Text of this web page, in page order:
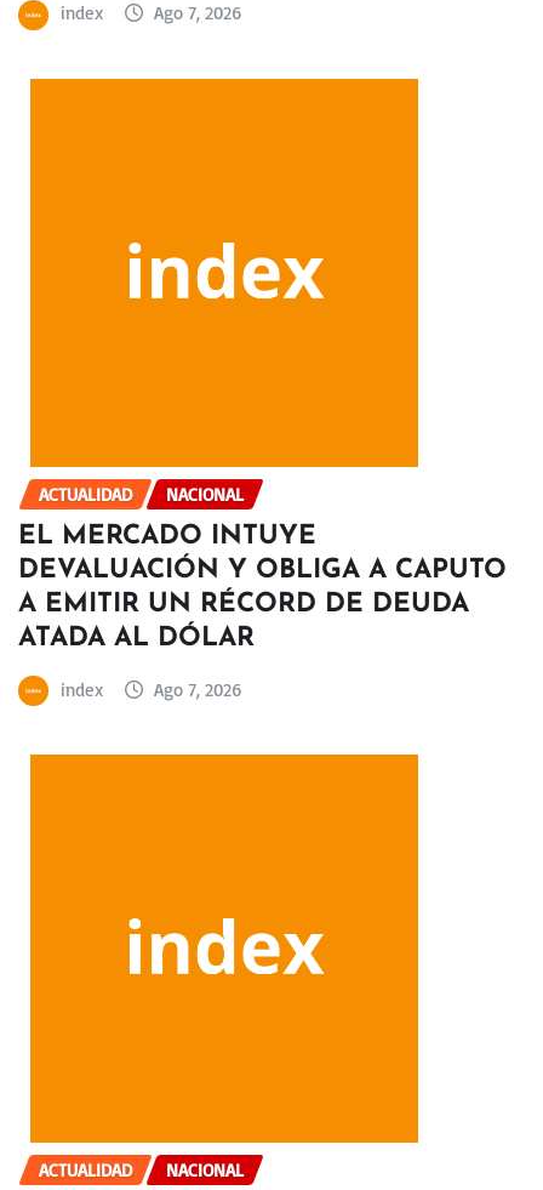
index Ago 7, 2026
ACTUALIDAD NACIONAL
EL MERCADO INTUYE
DEVALUACIÓN Y OBLIGA A CAPUTO
A EMITIR UN RÉCORD DE DEUDA
ATADA AL DÓLAR
index Ago 7, 2026
ACTUALIDAD NACIONAL